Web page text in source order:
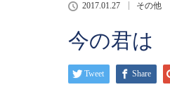
2017.01.27 その他
今の君
Tweet Share